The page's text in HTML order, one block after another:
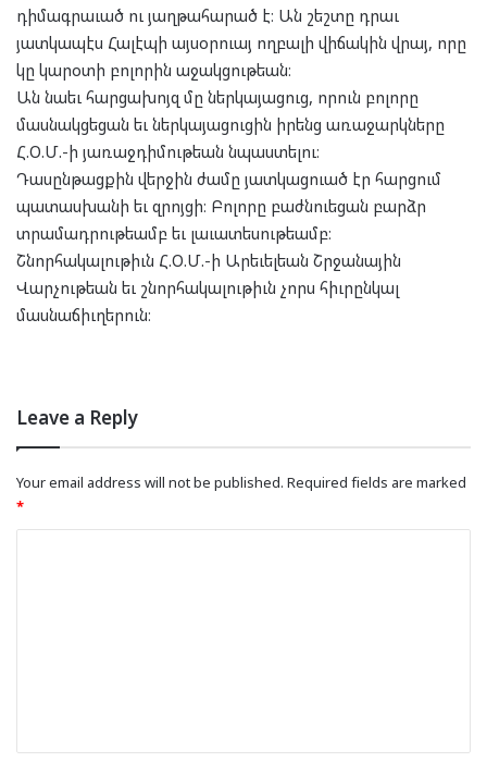
դիմագրաւած ու յաղթահարած է։ Ան շեշտը դրաւ
յատկապէս Հալէպի այսօրուայ ողբալի վիճակին վրայ, որը
կը կարօտի բոլորին աջակցութեան։
Ան նաեւ հարցախոյզ մը ներկայացուց, որուն բոլորը
մասնակցեցան եւ ներկայացուցին իրենց առաջարկները
Հ.Օ.Մ.-ի յառաջդիմութեան նպաստելու։
Դասընթացքին վերջին ժամը յատկացուած էր հարցում
պատասխանի եւ զրոյցի։ Բոլորը բաժնուեցան բարձր
տրամադրութեամբ եւ լաւատեսութեամբ։
Շնորհակալութիւն Հ.Օ.Մ.-ի Արեւելեան Շրջանային
Վարչութեան եւ շնորհակալութիւն չորս հիւրընկալ
մասնաճիւղերուն։
Leave a Reply
Your email address will not be published. Required fields are marked
*